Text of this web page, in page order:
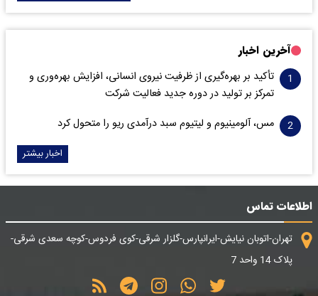
آخرین اخبار
تأکید بر بهره‌گیری از ظرفیت نیروی انسانی، افزایش بهره‌وری و
تمرکز بر تولید در دوره جدید فعالیت شرکت
مس، آلومینیوم و لیتیوم سبد درآمدی ریو را متحول کرد
اخبار بیشتر
اطلاعات تماس
تهران-اتوبان نیایش-ایرانپارس-گلزار شرقی-کوی فردوس-کوچه سعدی شرقی-
پلاک 14 واحد 7